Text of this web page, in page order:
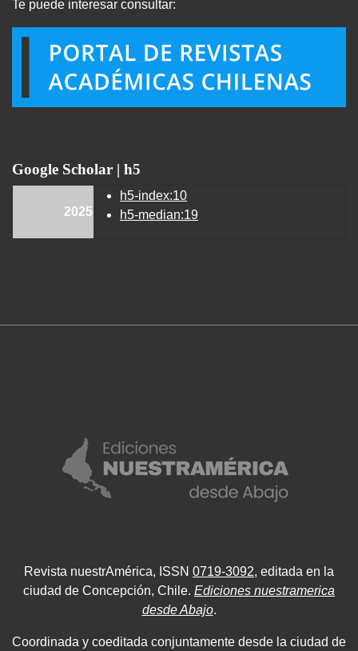
Te puede interesar consultar:
Google Scholar | h5
2025
h5-index:10
h5-median:19
Revista nuestrAmérica, ISSN 0719-3092, editada en la
ciudad de Concepción, Chile. Ediciones nuestramerica
desde Abajo.
Coordinada y coeditada conjuntamente desde la ciudad de